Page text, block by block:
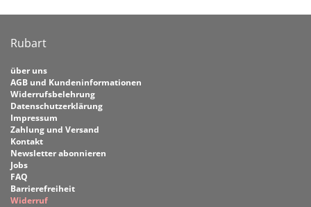
Rubart
über uns
AGB und Kundeninformationen
Widerrufsbelehrung
Datenschutzerklärung
Impressum
Zahlung und Versand
Kontakt
Newsletter abonnieren
Jobs
FAQ
Barrierefreiheit
Widerruf